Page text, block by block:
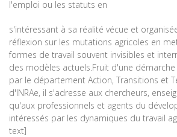
l'emploi ou les statuts en
s'intéressant à sa réalité vécue et
réflexion sur les mutations agricoles en
formes de travail souvent invisibles et
des modèles actuels.Fruit d'une
par le département Action, Transitions et
d'INRAe, il s'adresse aux chercheurs,
qu'aux professionnels et agents du
intéressés par les dynamiques du travail
text]